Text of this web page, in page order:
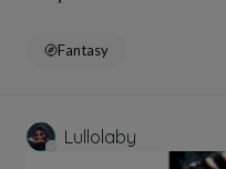
Fantasy
Lullolaby